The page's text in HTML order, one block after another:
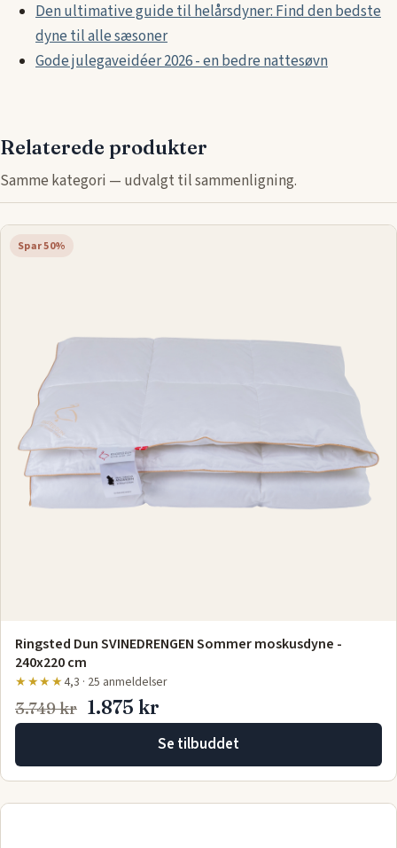
Den ultimative guide til helårsdyner: Find den bedste
dyne til alle sæsoner
Gode julegaveidéer 2026 - en bedre nattesøvn
Relaterede produkter
Samme kategori — udvalgt til sammenligning.
Spar 50%
Ringsted Dun SVINEDRENGEN Sommer moskusdyne -
240x220 cm
★★★★4,3 · 25 anmeldelser
3.749 kr 1.875 kr
Se tilbuddet